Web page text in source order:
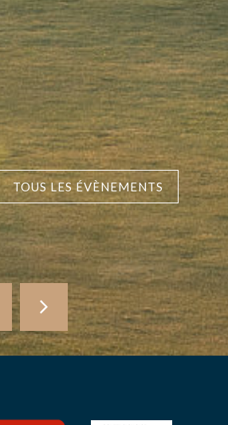
16
AOÛT
des
d’Etretat
TOUS LES ÉVÈNEMENTS